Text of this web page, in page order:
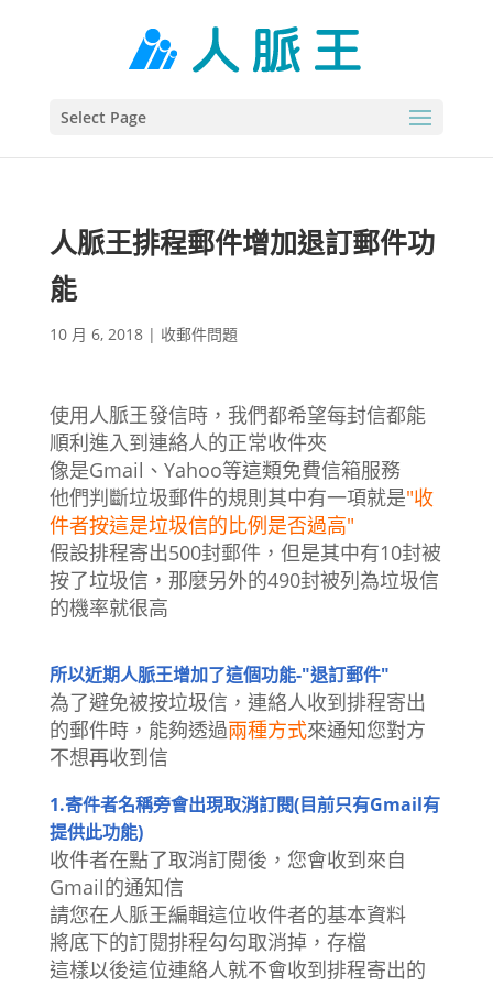
Select Page
人脈王排程郵件增加退訂郵件功
能
10 月 6, 2018| 收郵件問題
使用人脈王發信時，我們都希望每封信都能
順利進入到連絡人的正常收件夾
像是Gmail、Yahoo等這類免費信箱服務
他們判斷垃圾郵件的規則其中有一項就是"收
件者按這是垃圾信的比例是否過高"
假設排程寄出500封郵件，但是其中有10封被
按了垃圾信，那麼另外的490封被列為垃圾信
的機率就很高
所以近期人脈王增加了這個功能-"退訂郵件"
為了避免被按垃圾信，連絡人收到排程寄出
的郵件時，能夠透過兩種方式來通知您對方
不想再收到信
1.寄件者名稱旁會出現取消訂閱(目前只有Gmail有
提供此功能)
收件者在點了取消訂閱後，您會收到來自
Gmail的通知信
請您在人脈王編輯這位收件者的基本資料
將底下的訂閱排程勾勾取消掉，存檔
這樣以後這位連絡人就不會收到排程寄出的